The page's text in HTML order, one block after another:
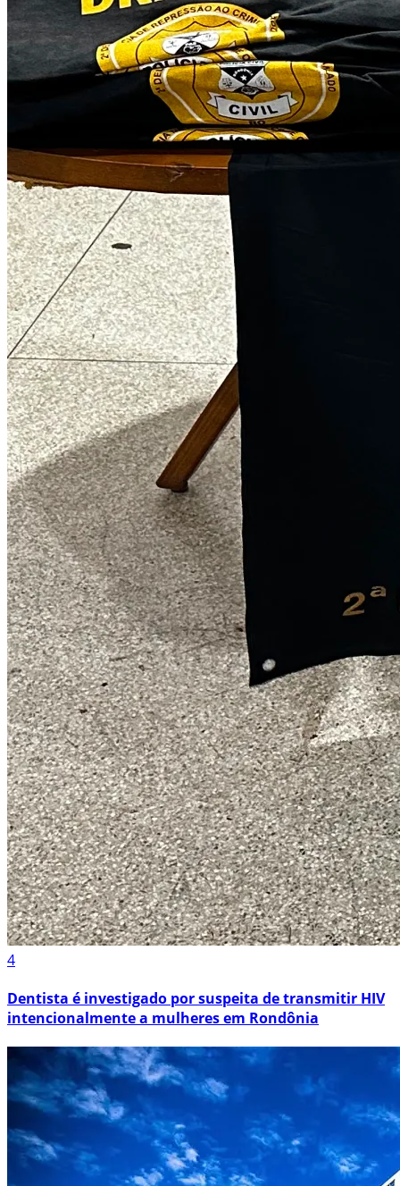
4
Dentista é investigado por suspeita de transmitir HIV
intencionalmente a mulheres em Rondônia